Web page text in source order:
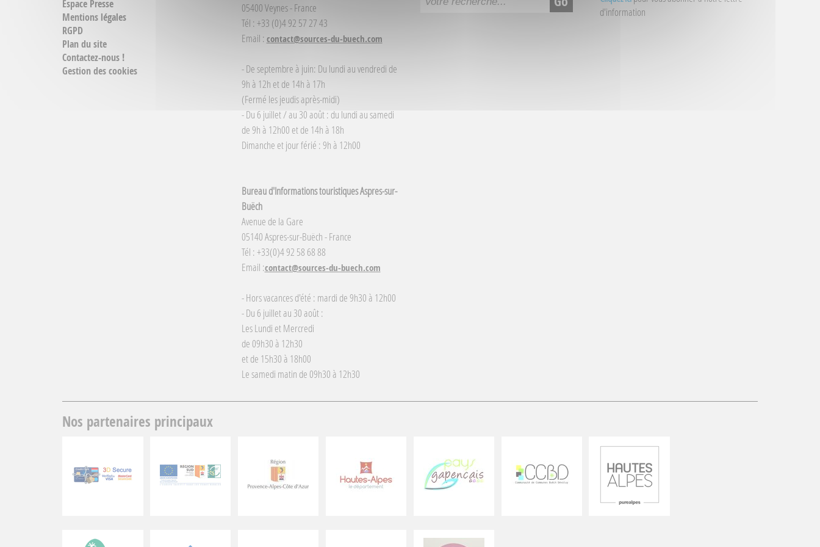
Espace Presse
Mentions légales
RGPD
Plan du site
Contactez-nous !
Gestion des cookies
05400 Veynes - France
Tél : +33 (0)4 92 57 27 43
Email : contact@sources-du-buech.com
- De septembre à juin: Du lundi au vendredi de
9h à 12h et de 14h à 17h
(Fermé les jeudis après-midi)
- Du 6 juillet / au 30 août : du lundi au samedi
de 9h à 12h00 et de 14h à 18h
Dimanche et jour férié : 9h à 12h00
Bureau d'Informations touristiques Aspres-sur-
Buëch
Avenue de la Gare
05140 Aspres-sur-Buëch - France
Tél : +33(0)4 92 58 68 88
Email :contact@sources-du-buech.com
- Hors vacances d'été : mardi de 9h30 à 12h00
- Du 6 juillet au 30 août :
Les Lundi et Mercredi
de 09h30 à 12h30
et de 15h30 à 18h00
Le samedi matin de 09h30 à 12h30
d'information
Nos partenaires principaux